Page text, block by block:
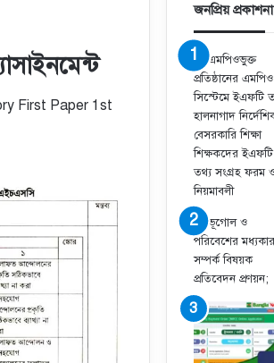
First Paper 1st
জনপ্রিয় প্রকাশনা